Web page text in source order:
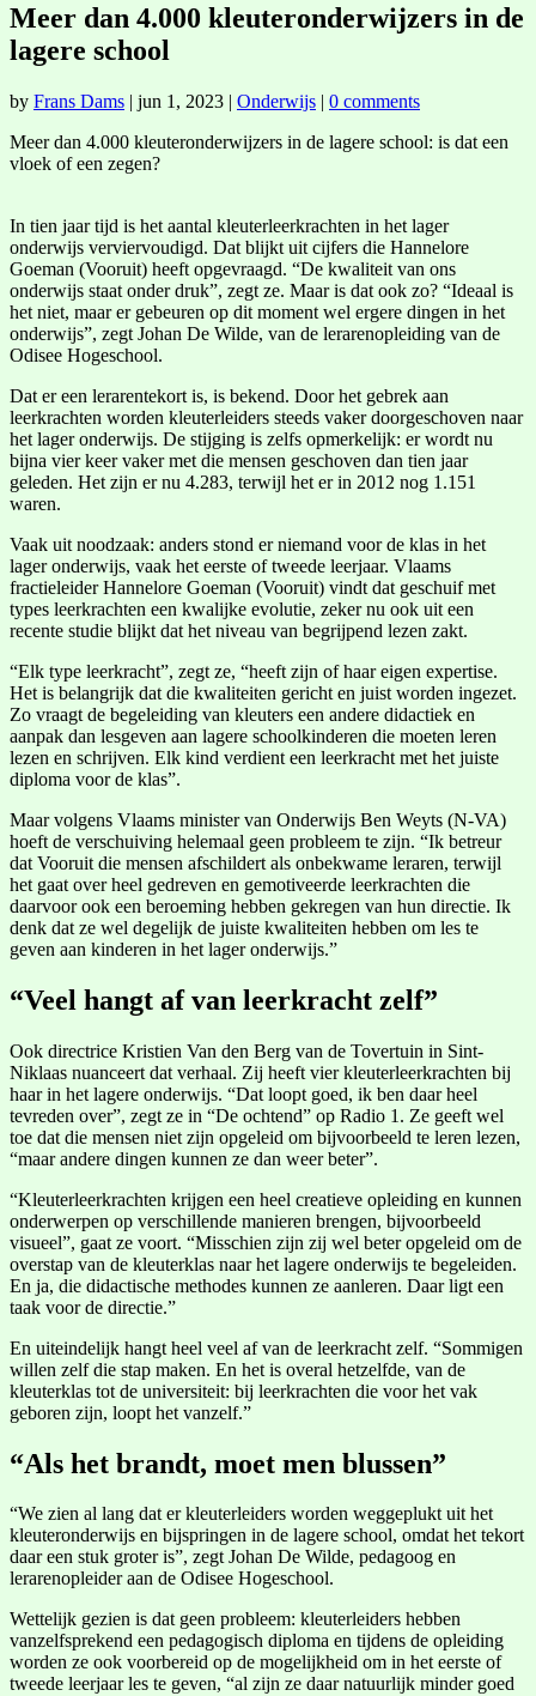
Meer dan 4.000 kleuteronderwijzers in de
lagere school
by Frans Dams | jun 1, 2023 | Onderwijs | 0 comments
Meer dan 4.000 kleuteronderwijzers in de lagere school: is dat een
vloek of een zegen?
In tien jaar tijd is het aantal kleuterleerkrachten in het lager
onderwijs verviervoudigd. Dat blijkt uit cijfers die Hannelore
Goeman (Vooruit) heeft opgevraagd. “De kwaliteit van ons
onderwijs staat onder druk”, zegt ze. Maar is dat ook zo? “Ideaal is
het niet, maar er gebeuren op dit moment wel ergere dingen in het
onderwijs”, zegt Johan De Wilde, van de lerarenopleiding van de
Odisee Hogeschool.
Dat er een lerarentekort is, is bekend. Door het gebrek aan
leerkrachten worden kleuterleiders steeds vaker doorgeschoven naar
het lager onderwijs. De stijging is zelfs opmerkelijk: er wordt nu
bijna vier keer vaker met die mensen geschoven dan tien jaar
geleden. Het zijn er nu 4.283, terwijl het er in 2012 nog 1.151
waren.
Vaak uit noodzaak: anders stond er niemand voor de klas in het
lager onderwijs, vaak het eerste of tweede leerjaar. Vlaams
fractieleider Hannelore Goeman (Vooruit) vindt dat geschuif met
types leerkrachten een kwalijke evolutie, zeker nu ook uit een
recente studie blijkt dat het niveau van begrijpend lezen zakt.
“Elk type leerkracht”, zegt ze, “heeft zijn of haar eigen expertise.
Het is belangrijk dat die kwaliteiten gericht en juist worden ingezet.
Zo vraagt de begeleiding van kleuters een andere didactiek en
aanpak dan lesgeven aan lagere schoolkinderen die moeten leren
lezen en schrijven. Elk kind verdient een leerkracht met het juiste
diploma voor de klas”.
Maar volgens Vlaams minister van Onderwijs Ben Weyts (N-VA)
hoeft de verschuiving helemaal geen probleem te zijn. “Ik betreur
dat Vooruit die mensen afschildert als onbekwame leraren, terwijl
het gaat over heel gedreven en gemotiveerde leerkrachten die
daarvoor ook een beroeming hebben gekregen van hun directie. Ik
denk dat ze wel degelijk de juiste kwaliteiten hebben om les te
geven aan kinderen in het lager onderwijs.”
“Veel hangt af van leerkracht zelf”
Ook directrice Kristien Van den Berg van de Tovertuin in Sint-
Niklaas nuanceert dat verhaal. Zij heeft vier kleuterleerkrachten bij
haar in het lagere onderwijs. “Dat loopt goed, ik ben daar heel
tevreden over”, zegt ze in “De ochtend” op Radio 1. Ze geeft wel
toe dat die mensen niet zijn opgeleid om bijvoorbeeld te leren lezen,
“maar andere dingen kunnen ze dan weer beter”.
“Kleuterleerkrachten krijgen een heel creatieve opleiding en kunnen
onderwerpen op verschillende manieren brengen, bijvoorbeeld
visueel”, gaat ze voort. “Misschien zijn zij wel beter opgeleid om de
overstap van de kleuterklas naar het lagere onderwijs te begeleiden.
En ja, die didactische methodes kunnen ze aanleren. Daar ligt een
taak voor de directie.”
En uiteindelijk hangt heel veel af van de leerkracht zelf. “Sommigen
willen zelf die stap maken. En het is overal hetzelfde, van de
kleuterklas tot de universiteit: bij leerkrachten die voor het vak
geboren zijn, loopt het vanzelf.”
“Als het brandt, moet men blussen”
“We zien al lang dat er kleuterleiders worden weggeplukt uit het
kleuteronderwijs en bijspringen in de lagere school, omdat het tekort
daar een stuk groter is”, zegt Johan De Wilde, pedagoog en
lerarenopleider aan de Odisee Hogeschool.
Wettelijk gezien is dat geen probleem: kleuterleiders hebben
vanzelfsprekend een pedagogisch diploma en tijdens de opleiding
worden ze ook voorbereid op de mogelijkheid om in het eerste of
tweede leerjaar les te geven, “al zijn ze daar natuurlijk minder goed